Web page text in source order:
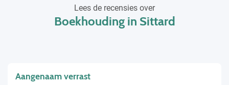
Lees de recensies over
Boekhouding in Sittard
Aangenaam verrast